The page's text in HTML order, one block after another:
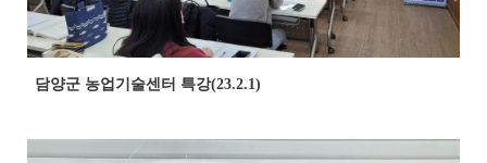
담양군 농업기술센터 특강(23.2.1)